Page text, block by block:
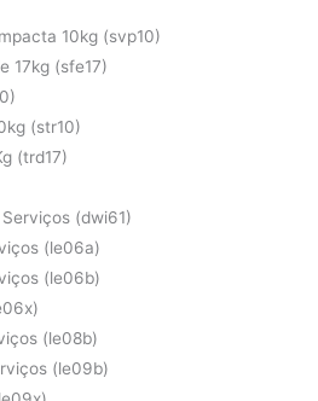
10kg (svp10)
17kg (sfe17)
(str10)
(trd17)
(dwi61)
(le06a)
(le06b)
(le08b)
(le09b)